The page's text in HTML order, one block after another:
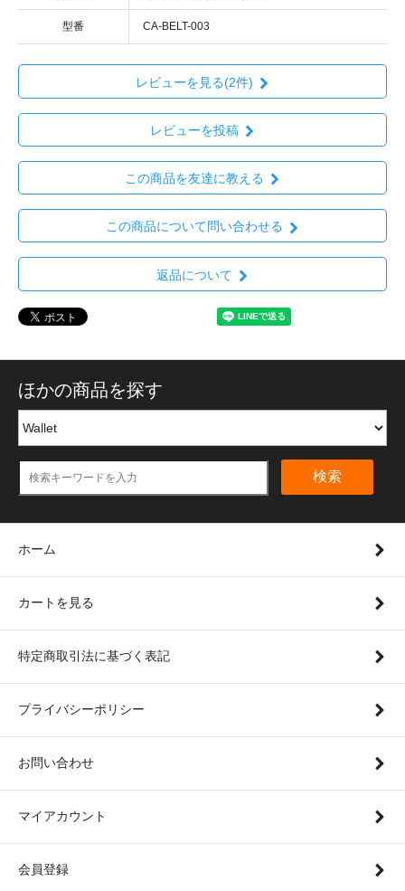
型番 CA-BELT-003
レビューを見る(2件)
レビューを投稿
この商品を友達に教える
この商品について問い合わせる
返品について
ほかの商品を探す
検索
ホーム
カートを見る
特定商取引法に基づく表記
プライバシーポリシー
お問い合わせ
マイアカウント
会員登録